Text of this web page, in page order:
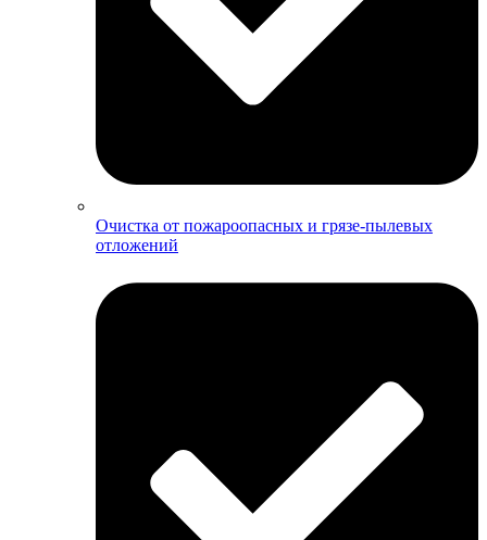
Очистка от пожароопасных и грязе-пылевых
отложений